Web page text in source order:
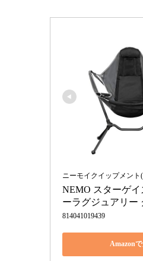
ニーモイクイップメント
NEMO スターゲ
ーラグジュアリー
814041019439
Amazon